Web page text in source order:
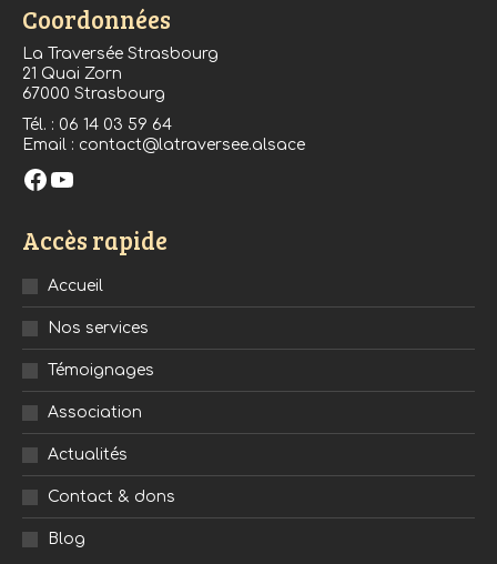
Coordonnées
La Traversée Strasbourg
21 Quai Zorn
67000 Strasbourg
Tél. : 06 14 03 59 64
Email : contact@latraversee.alsace
Facebook
YouTube
Accès rapide
Accueil
Nos services
Témoignages
Association
Actualités
Contact & dons
Blog